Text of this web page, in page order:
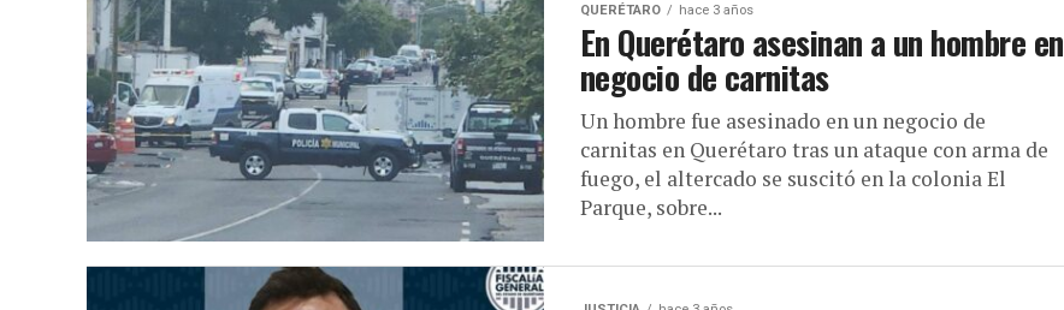
QUERÉTARO hace 3 años
En Querétaro asesinan a un hombre en
negocio de carnitas
Un hombre fue asesinado en un negocio de
carnitas en Querétaro tras un ataque con arma de
fuego, el altercado se suscitó en la colonia El
Parque, sobre...